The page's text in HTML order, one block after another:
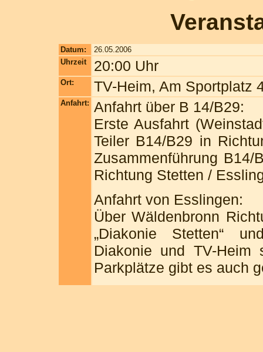
Datum:
26.05.2006
Uhrzeit
20:00 Uhr
Ort: TV-Heim, Am Sportplatz
Anfahrt: Anfahrt über B 14/B29:
Erste Ausfahrt
Teiler B14/B29 in
Zusammenführung
Richtung Stetten /
Anfahrt von Esslingen:
Über Wäldenbronn
„Diakonie Stetten“
Diakonie und TV-Heim
Parkplätze gibt es auch